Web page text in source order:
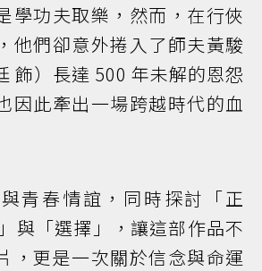
學功夫取樂，然而，在行俠
他們卻意外捲入了師夫黃駿
飾）長達 500 年未解的恩怨
因此牽出一場跨越時代的血
青春情誼，同時探討「正
」與「選擇」，讓這部作品不
，更是一次關於信念與命運